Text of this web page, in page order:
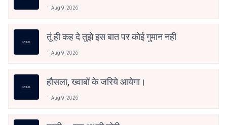
Aug 9, 2026
तूं ही कह दे तुझे इस बात पर कोई गुमान नहीं
Aug 9, 2026
हौसला, ख्वाबों के जरिये आयेगा।
Aug 9, 2026